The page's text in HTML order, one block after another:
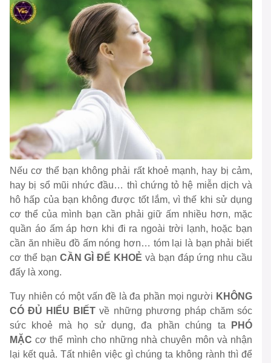
Nếu cơ thể bạn không phải rất khoẻ mạnh, hay bị cảm,
hay bị sổ mũi nhức đầu… thì chứng tỏ hệ miễn dịch và
hô hấp của bạn không được tốt lắm, vì thế khi sử dụng
cơ thể của mình bạn cần phải giữ ấm nhiều hơn, mặc
quần áo ấm áp hơn khi đi ra ngoài trời lạnh, hoặc bạn
cần ăn nhiều đồ ấm nóng hơn… tóm lại là bạn phải biết
cơ thể bạn CẦN GÌ ĐỂ KHOẺ và bạn đáp ứng nhu cầu
đấy là xong.
Tuy nhiên có một vấn đề là đa phần mọi người KHÔNG
CÓ ĐỦ HIỂU BIẾT về những phương pháp chăm sóc
sức khoẻ mà họ sử dụng, đa phần chúng ta
PHÓ
MẶC cơ thể mình cho những nhà chuyên môn và nhận
lại kết quả. Tất nhiên việc gì chúng ta không rành thì để